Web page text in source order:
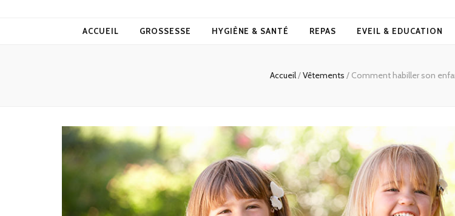
ACCUEIL GROSSESSE HYGIÈNE & SANTÉ REPAS EVEIL & EDUCATION
Accueil/Vêtements / Comment habiller son